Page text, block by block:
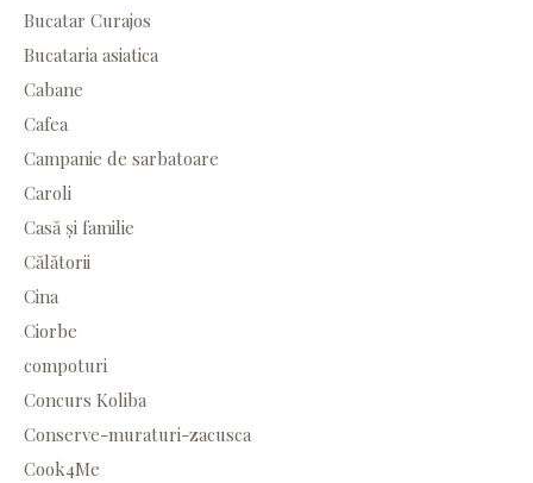
Bucatar Curajos
Bucataria asiatica
Cabane
Cafea
Campanie de sarbatoare
Caroli
Casă și familie
Călătorii
Cina
Ciorbe
compoturi
Concurs Koliba
Conserve-muraturi-zacusca
Cook4Me